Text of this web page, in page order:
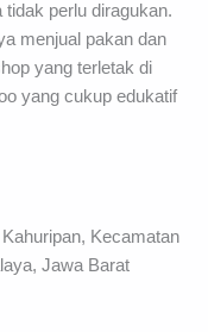
perlu diragukan.
menjual pakan dan
yang terletak di
yang cukup edukatif
Kecamatan
Jawa Barat